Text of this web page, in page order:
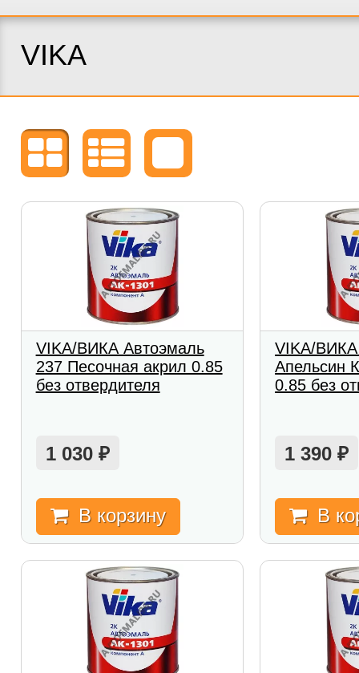
VIKA
VIKA/ВИКА Автоэмаль
237 Песочная акрил 0.85
без отвердителя
1 030 ₽
В корзину
VIKA/
Апельсин
0.85 без
1 390₽
В